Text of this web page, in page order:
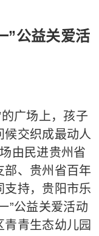
公益关爱活
广场上，孩子
候交织成最动人
由民进贵州省
部、贵州省百年
支持，贵阳市乐
”公益关爱活动
青生态幼儿园